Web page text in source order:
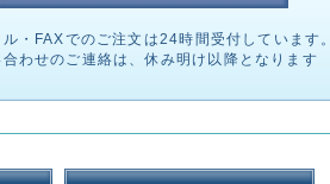
・FAXでのご注文は24時間受付しています。
わせのご連絡は、休み明け以降となります